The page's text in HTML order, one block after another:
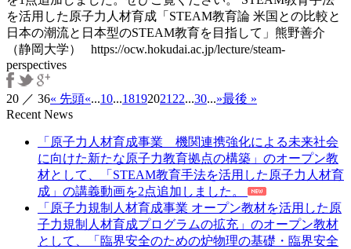
を活用した原子力人材育成「STEAM教育論 米国との比較と
日本の潮流と日本型のSTEAM教育を目指して」熊野善介
（静岡大学） https://ocw.hokudai.ac.jp/lecture/steam-
perspectives
20 ／ 36« 先頭«...10...18192021 22...30...»最後 »
Recent News
「原子力人材育成事業 機関連携強化による未来社会
に向けた新たな原子力教育拠点の構築」のオープン教
材として、「STEAM教育手法を活用した原子力人材育
成」の講義動画を2点追加しました。
「原子力規制人材育成事業 オープン教材を活用した原
子力規制人材育成プログラムの拡充」のオープン教材
として、「臨界安全のための炉物理の基礎・臨界安全